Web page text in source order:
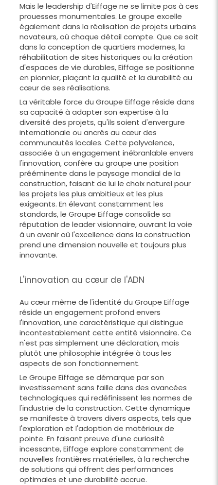
Mais le leadership d'Eiffage ne se limite pas à ces
prouesses monumentales. Le groupe excelle
également dans la réalisation de projets urbains
novateurs, où chaque détail compte. Que ce soit
dans la conception de quartiers modernes, la
réhabilitation de sites historiques ou la création
d'espaces de vie durables, Eiffage se positionne
en pionnier, plaçant la qualité et la durabilité au
cœur de ses réalisations.
La véritable force du Groupe Eiffage réside dans
sa capacité à adapter son expertise à la
diversité des projets, qu'ils soient d'envergure
internationale ou ancrés au cœur des
communautés locales. Cette polyvalence,
associée à un engagement inébranlable envers
l'innovation, confère au groupe une position
prééminente dans le paysage mondial de la
construction, faisant de lui le choix naturel pour
les projets les plus ambitieux et les plus
exigeants. En élevant constamment les
standards, le Groupe Eiffage consolide sa
réputation de leader visionnaire, ouvrant la voie
à un avenir où l'excellence dans la construction
prend une dimension nouvelle et toujours plus
innovante.
L'innovation au cœur de l'ADN
Au cœur même de l'identité du Groupe Eiffage
réside un engagement profond envers
l'innovation, une caractéristique qui distingue
incontestablement cette entité visionnaire. Ce
n'est pas simplement une déclaration, mais
plutôt une philosophie intégrée à tous les
aspects de son fonctionnement.
Le Groupe Eiffage se démarque par son
investissement sans faille dans des avancées
technologiques qui redéfinissent les normes de
l'industrie de la construction. Cette dynamique
se manifeste à travers divers aspects, tels que
l'exploration et l'adoption de matériaux de
pointe. En faisant preuve d'une curiosité
incessante, Eiffage explore constamment de
nouvelles frontières matérielles, à la recherche
de solutions qui offrent des performances
optimales et une durabilité accrue.